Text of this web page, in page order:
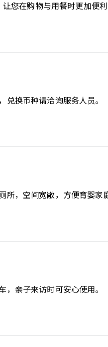
您在购物与用餐时更加便
兑换币种请洽询服务人员。
所，空间宽敞，方便育婴家
，亲子来访时可安心使用。